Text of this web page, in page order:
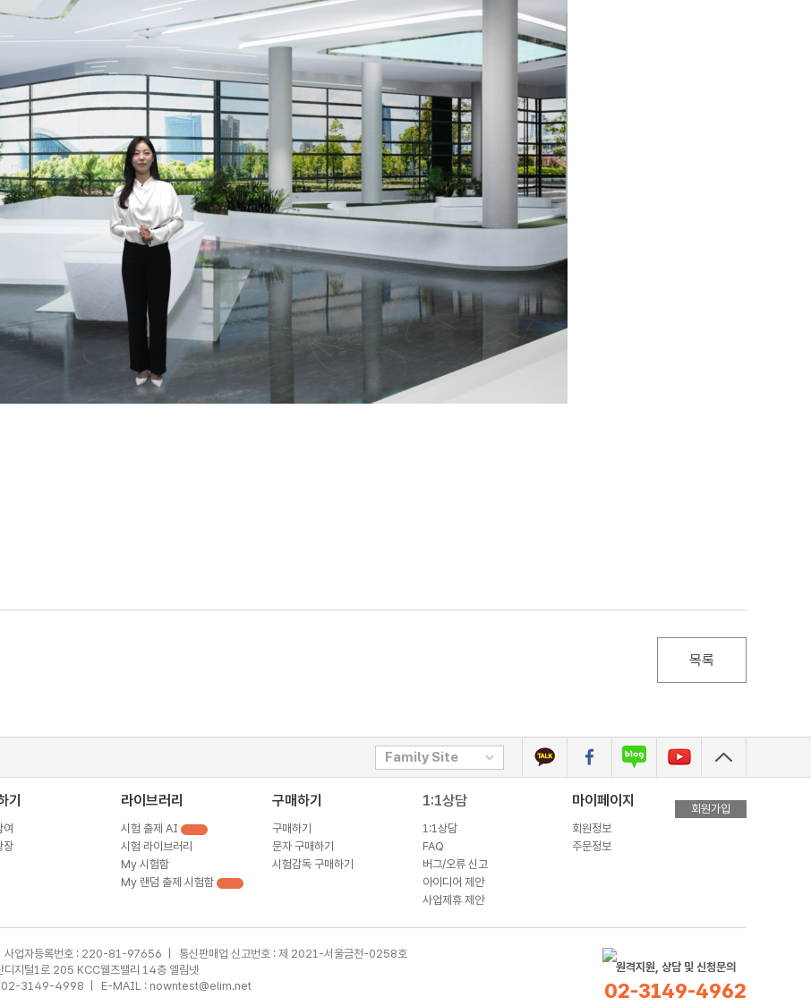
목록
Family Site
기
여
장
라이브러리
시험 출제 AI
시험 라이브러리
My 시험함
My 랜덤 출제 시험함
구매하기
구매하기
문자 구매하기
시험감독 구매하기
1:1상담
1:1상담
FAQ
버그/오류 신고
아이디어 제안
사업제휴 제안
마이페이지
회원정보
주문정보
회원가입
업자등록번호 : 220-81-97656 | 통신판매업 신고번호 : 제 2021-서울금천-0258호
디지털1로 205 KCC웰츠밸리 14층 엘림넷
02-3149-4998 | E-MAIL : nowntest@elim.net
원격지원, 상담 및 신청문의
02-3149-4962